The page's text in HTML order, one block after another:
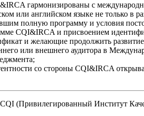
гармонизированы с
или английском языке не только в
полную программу и условия
CQI&IRCA и присвоением
и желающие продолжить
или внешнего аудитора в
со стороны CQI&IRCA
(Привилегированный Институт